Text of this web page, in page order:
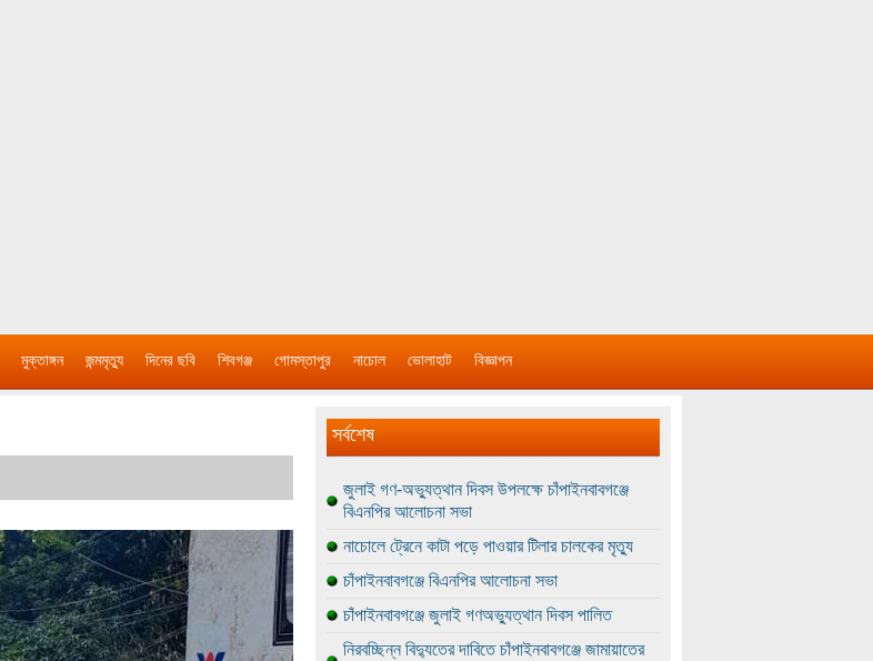
মুক্তাঙ্গন জন্মমৃত্যু দিনের ছবি শিবগঞ্জ গোমস্তাপুর নাচোল ভোলাহাট বিজ্ঞাপন
সর্বশেষ
জুলাই গণ-অভ্যুত্থান দিবস উপলক্ষে চাঁপাইনবাবগঞ্জে
বিএনপির আলোচনা সভা
নাচোলে ট্রেনে কাটা পড়ে পাওয়ার টিলার চালকের মৃত্যু
চাঁপাইনবাবগঞ্জে বিএনপির আলোচনা সভা
চাঁপাইনবাবগঞ্জে জুলাই গণঅভ্যুত্থান দিবস পালিত
নিরবচ্ছিন্ন বিদ্যুতের দাবিতে চাঁপাইনবাবগঞ্জে জামায়াতের